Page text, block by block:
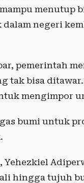
menutup
negeri
pemerintah
tak bisa
mengimpor
bumi untuk
hingga tujuh